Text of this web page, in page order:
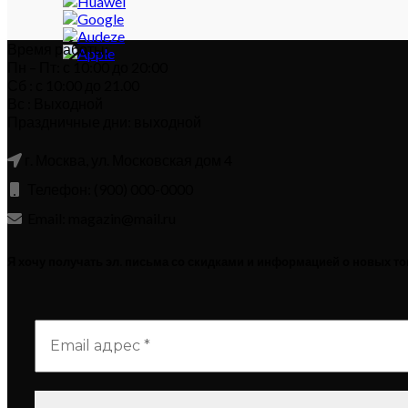
Время работы:
Пн – Пт: с 10:00 до 20:00